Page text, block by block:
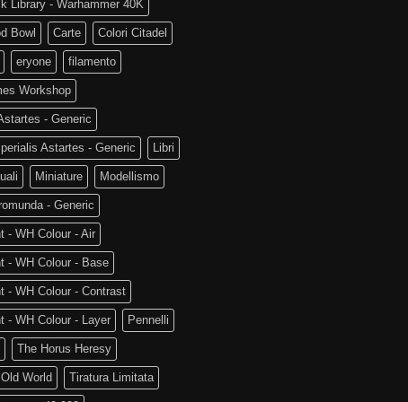
Library - Warhammer 40K
Bowl Carte Colori Citadel
eryone filamento
Workshop
- Generic
Astartes - Generic Libri
Miniature Modellismo
- Generic
- WH Colour - Air
- WH Colour - Base
- WH Colour - Contrast
- WH Colour - Layer Pennelli
The Horus Heresy
World Tiratura Limitata